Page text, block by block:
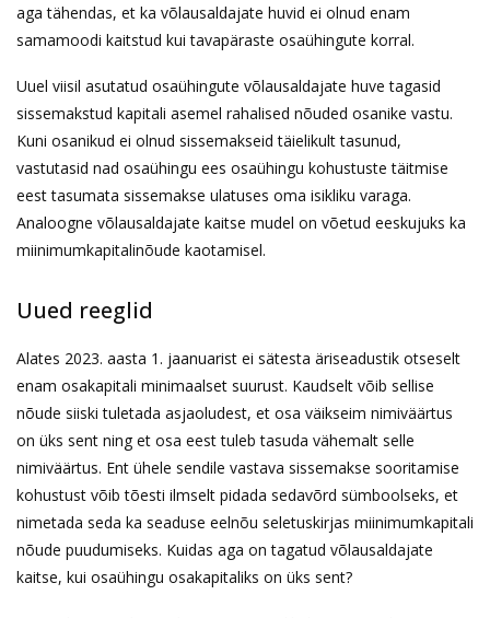
aga tähendas, et ka võlausaldajate huvid ei olnud enam
samamoodi kaitstud kui tavapäraste osaühingute korral.
Uuel viisil asutatud osaühingute võlausaldajate huve tagasid
sissemakstud kapitali asemel rahalised nõuded osanike vastu.
Kuni osanikud ei olnud sissemakseid täielikult tasunud,
vastutasid nad osaühingu ees osaühingu kohustuste täitmise
eest tasumata sissemakse ulatuses oma isikliku varaga.
Analoogne võlausaldajate kaitse mudel on võetud eeskujuks ka
miinimumkapitalinõude kaotamisel.
Uued reeglid
Alates 2023. aasta 1. jaanuarist ei sätesta äriseadustik otseselt
enam osakapitali minimaalset suurust. Kaudselt võib sellise
nõude siiski tuletada asjaoludest, et osa väikseim nimiväärtus
on üks sent ning et osa eest tuleb tasuda vähemalt selle
nimiväärtus. Ent ühele sendile vastava sissemakse sooritamise
kohustust võib tõesti ilmselt pidada sedavõrd sümboolseks, et
nimetada seda ka seaduse eelnõu seletuskirjas miinimumkapitali
nõude puudumiseks. Kuidas aga on tagatud võlausaldajate
kaitse, kui osaühingu osakapitaliks on üks sent?